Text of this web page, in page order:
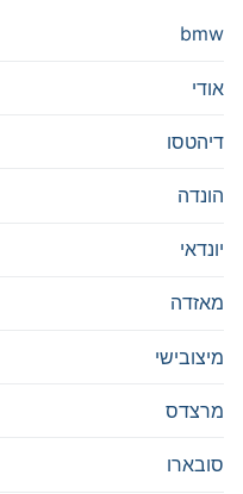
bmw
אודי
דיהטסו
הונדה
יונדאי
מאזדה
מיצובישי
מרצדס
סובארו